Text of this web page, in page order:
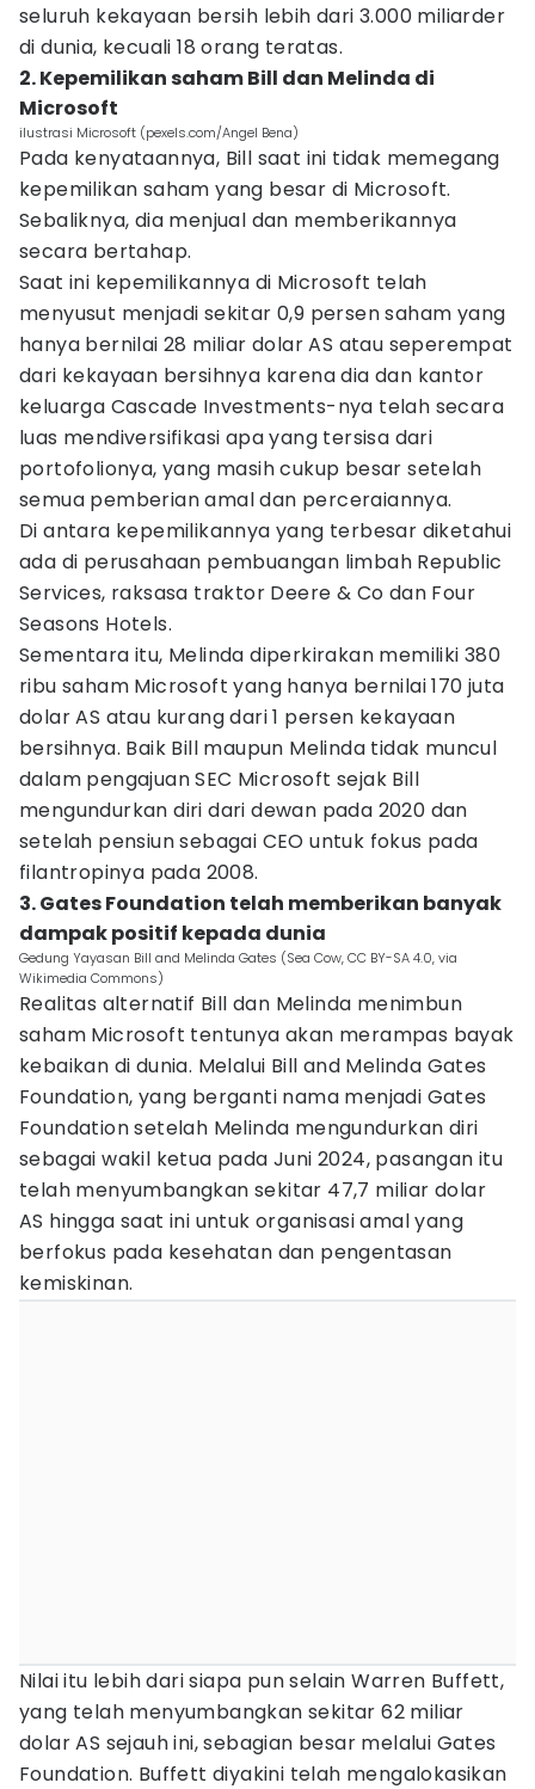
seluruh kekayaan bersih lebih dari 3.000 miliarder
di dunia, kecuali 18 orang teratas.
2. Kepemilikan saham Bill dan Melinda di
Microsoft
ilustrasi Microsoft (pexels.com/Angel Bena)
Pada kenyataannya, Bill saat ini tidak memegang
kepemilikan saham yang besar di Microsoft.
Sebaliknya, dia menjual dan memberikannya
secara bertahap.
Saat ini kepemilikannya di Microsoft telah
menyusut menjadi sekitar 0,9 persen saham yang
hanya bernilai 28 miliar dolar AS atau seperempat
dari kekayaan bersihnya karena dia dan kantor
keluarga Cascade Investments-nya telah secara
luas mendiversifikasi apa yang tersisa dari
portofolionya, yang masih cukup besar setelah
semua pemberian amal dan perceraiannya.
Di antara kepemilikannya yang terbesar diketahui
ada di perusahaan pembuangan limbah Republic
Services, raksasa traktor Deere & Co dan Four
Seasons Hotels.
Sementara itu, Melinda diperkirakan memiliki 380
ribu saham Microsoft yang hanya bernilai 170 juta
dolar AS atau kurang dari 1 persen kekayaan
bersihnya. Baik Bill maupun Melinda tidak muncul
dalam pengajuan SEC Microsoft sejak Bill
mengundurkan diri dari dewan pada 2020 dan
setelah pensiun sebagai CEO untuk fokus pada
filantropinya pada 2008.
3. Gates Foundation telah memberikan banyak
dampak positif kepada dunia
Gedung Yayasan Bill and Melinda Gates (Sea Cow, CC BY-SA 4.0, via
Wikimedia Commons)
Realitas alternatif Bill dan Melinda menimbun
saham Microsoft tentunya akan merampas bayak
kebaikan di dunia. Melalui Bill and Melinda Gates
Foundation, yang berganti nama menjadi Gates
Foundation setelah Melinda mengundurkan diri
sebagai wakil ketua pada Juni 2024, pasangan itu
telah menyumbangkan sekitar 47,7 miliar dolar
AS hingga saat ini untuk organisasi amal yang
berfokus pada kesehatan dan pengentasan
kemiskinan.
Nilai itu lebih dari siapa pun selain Warren Buffett,
yang telah menyumbangkan sekitar 62 miliar
dolar AS sejauh ini, sebagian besar melalui Gates
Foundation. Buffett diyakini telah mengalokasikan